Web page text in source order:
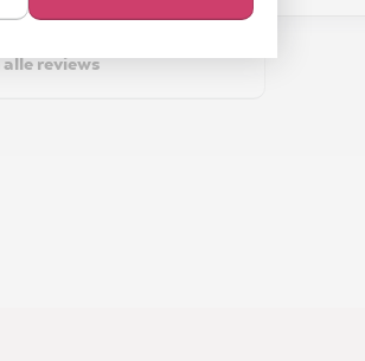
reviews